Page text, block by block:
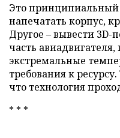
Это
напечатать корпус,
Другое – вывести 3D-
часть
экстремальные
требования к
что технология
* * *